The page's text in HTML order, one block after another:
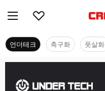
언더테크 축구화 풋살화
언더테크